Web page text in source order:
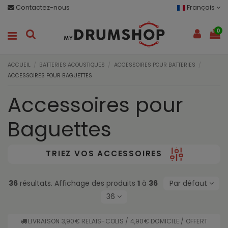
Contactez-nous Français
0
ACCUEIL BATTERIES ACOUSTIQUES
ACCESSOIRES POUR BATTERIES
ACCESSOIRES POUR BAGUETTES
Accessoires pour
Baguettes
TRIEZ VOS ACCESSOIRES
36 résultats. Affichage des produits1 à 36
Par défaut
36
LIVRAISON 3,90€ RELAIS-COLIS / 4,90€ DOMICILE / OFFERT